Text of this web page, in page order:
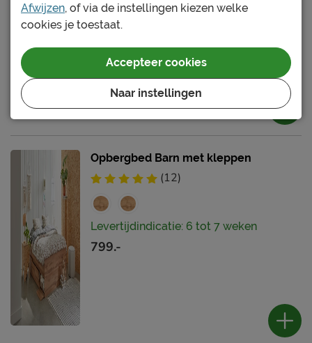
Opbergbed Barn met kleppen
(12)
Levertijdindicatie: 6 tot 7 weken
799.-
Afwijzen, of via de instellingen kiezen welke
cookies je toestaat.
Naar instellingen
Accepteer cookies